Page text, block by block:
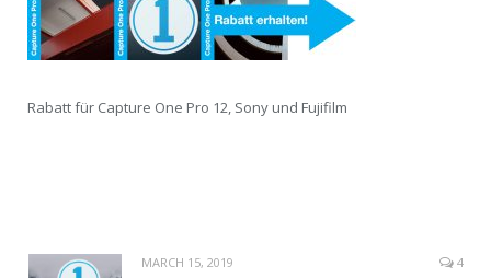
Rabatt für Capture One Pro 12, Sony und Fujifilm
MARCH 15, 2019 4